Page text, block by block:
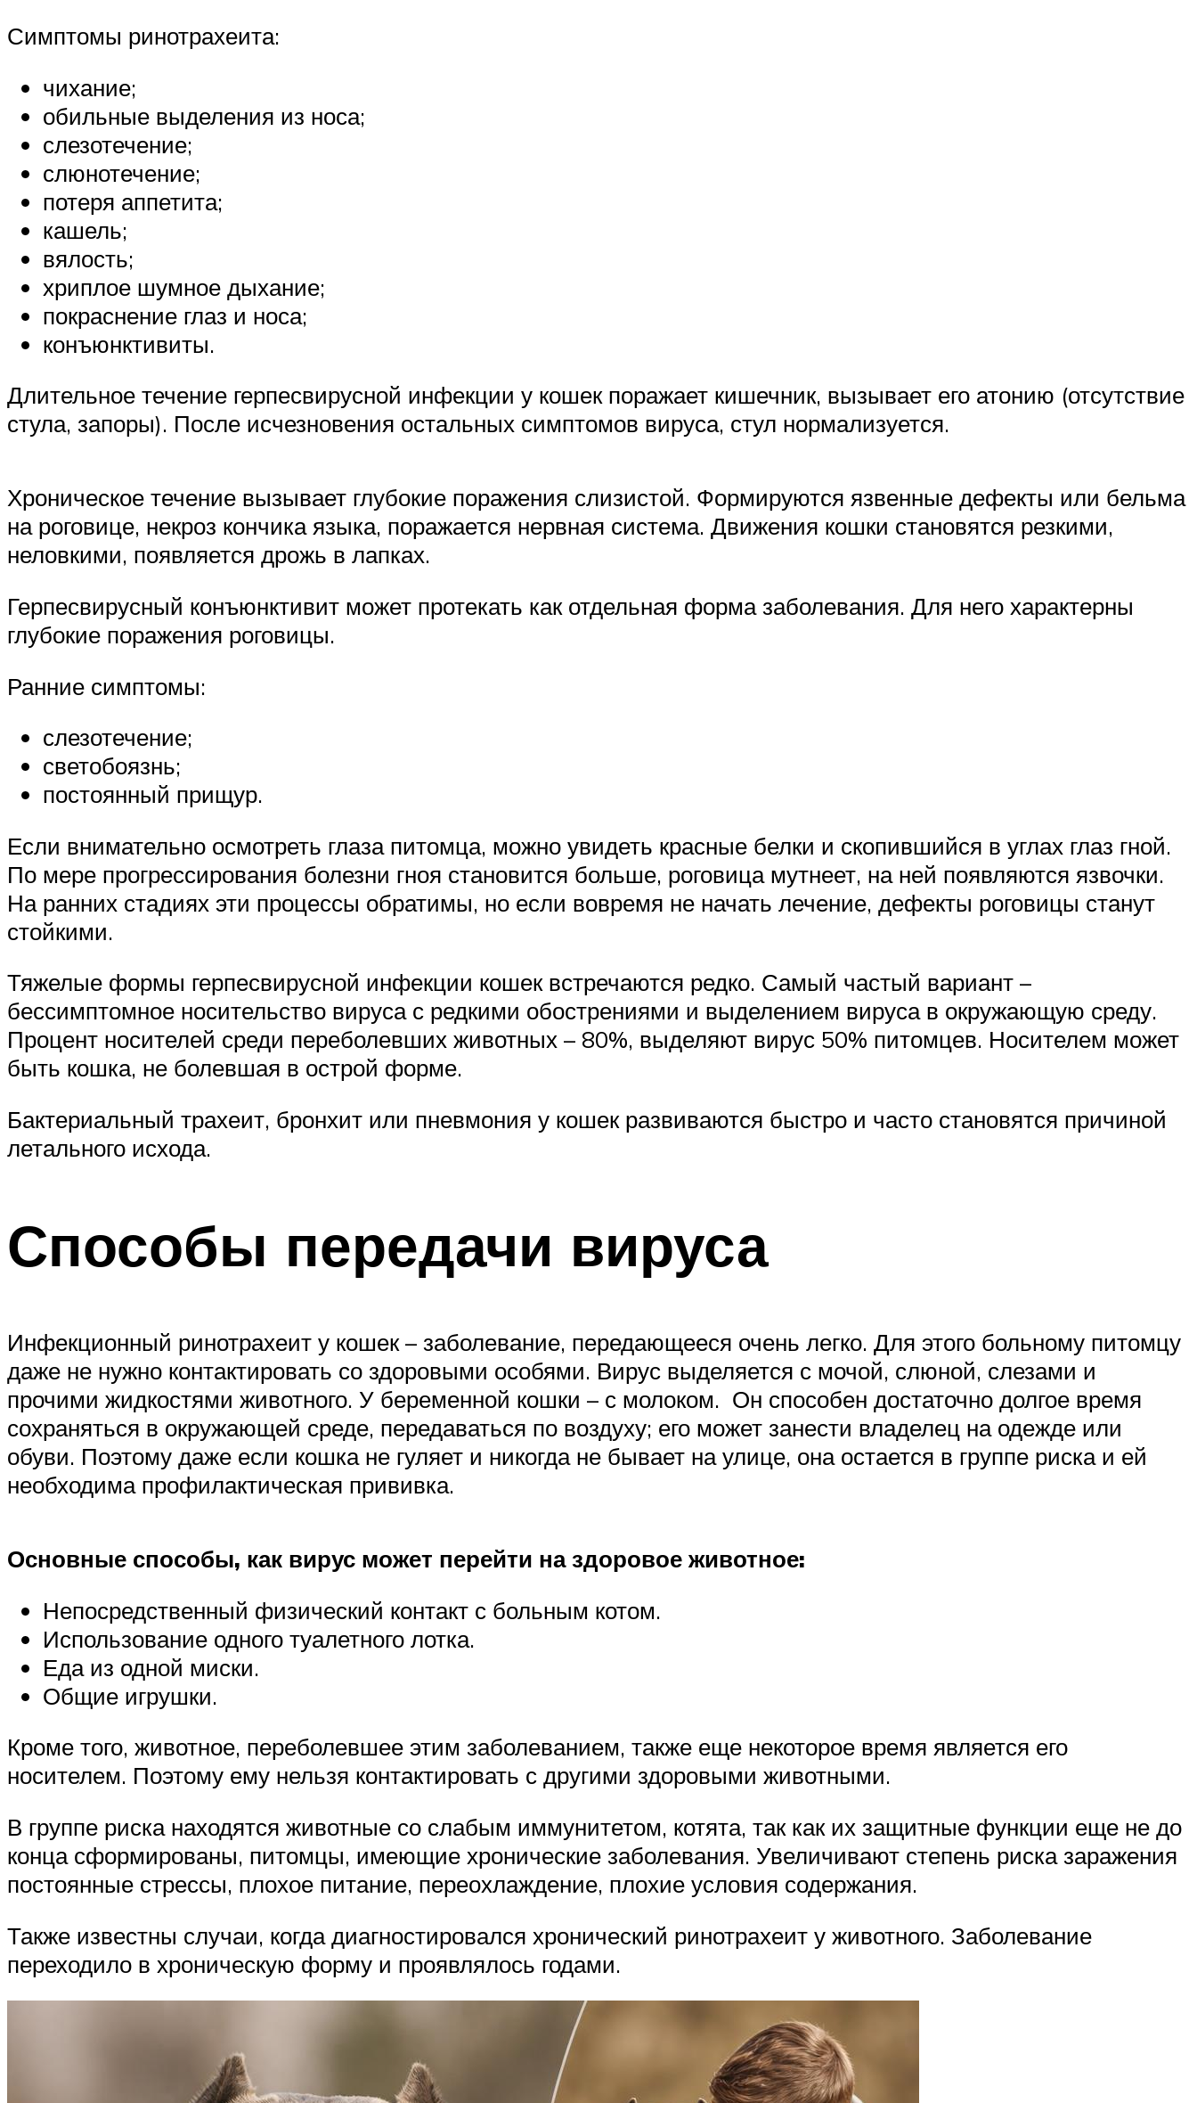
Симптомы ринотрахеита:
чихание;
обильные выделения из носа;
слезотечение;
слюнотечение;
потеря аппетита;
кашель;
вялость;
хриплое шумное дыхание;
покраснение глаз и носа;
конъюнктивиты.
Длительное течение герпесвирусной инфекции у кошек поражает кишечник, вызывает его атонию (отсутствие
стула, запоры). После исчезновения остальных симптомов вируса, стул нормализуется.
Хроническое течение вызывает глубокие поражения слизистой. Формируются язвенные дефекты или бельма
на роговице, некроз кончика языка, поражается нервная система. Движения кошки становятся резкими,
неловкими, появляется дрожь в лапках.
Герпесвирусный конъюнктивит может протекать как отдельная форма заболевания. Для него характерны
глубокие поражения роговицы.
Ранние симптомы:
слезотечение;
светобоязнь;
постоянный прищур.
Если внимательно осмотреть глаза питомца, можно увидеть красные белки и скопившийся в углах глаз гной.
По мере прогрессирования болезни гноя становится больше, роговица мутнеет, на ней появляются язвочки.
На ранних стадиях эти процессы обратимы, но если вовремя не начать лечение, дефекты роговицы станут
стойкими.
Тяжелые формы герпесвирусной инфекции кошек встречаются редко. Самый частый вариант –
бессимптомное носительство вируса с редкими обострениями и выделением вируса в окружающую среду.
Процент носителей среди переболевших животных – 80%, выделяют вирус 50% питомцев. Носителем может
быть кошка, не болевшая в острой форме.
Бактериальный трахеит, бронхит или пневмония у кошек развиваются быстро и часто становятся причиной
летального исхода.
Способы передачи вируса
Инфекционный ринотрахеит у кошек – заболевание, передающееся очень легко. Для этого больному питомцу
даже не нужно контактировать со здоровыми особями. Вирус выделяется с мочой, слюной, слезами и
прочими жидкостями животного. У беременной кошки – с молоком. Он способен достаточно долгое время
сохраняться в окружающей среде, передаваться по воздуху; его может занести владелец на одежде или
обуви. Поэтому даже если кошка не гуляет и никогда не бывает на улице, она остается в группе риска и ей
необходима профилактическая прививка.
Основные способы, как вирус может перейти на здоровое животное:
Непосредственный физический контакт с больным котом.
Использование одного туалетного лотка.
Еда из одной миски.
Общие игрушки.
Кроме того, животное, переболевшее этим заболеванием, также еще некоторое время является его
носителем. Поэтому ему нельзя контактировать с другими здоровыми животными.
В группе риска находятся животные со слабым иммунитетом, котята, так как их защитные функции еще не до
конца сформированы, питомцы, имеющие хронические заболевания. Увеличивают степень риска заражения
постоянные стрессы, плохое питание, переохлаждение, плохие условия содержания.
Также известны случаи, когда диагностировался хронический ринотрахеит у животного. Заболевание
переходило в хроническую форму и проявлялось годами.